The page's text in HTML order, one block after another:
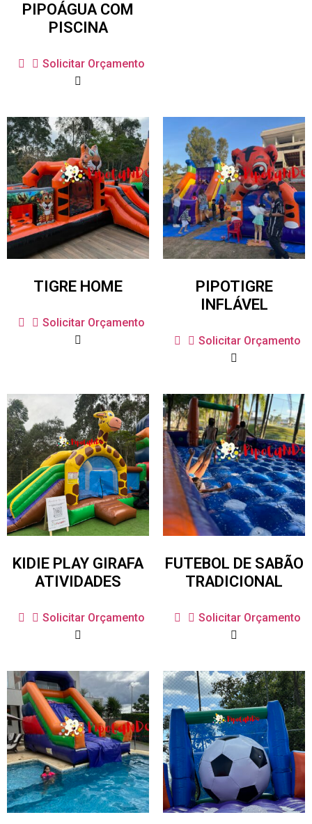
PIPOÁGUA COM
PISCINA
Solicitar Orçamento
TIGRE HOME
Solicitar Orçamento
PIPOTIGRE
INFLÁVEL
Solicitar Orçamento
KIDIE PLAY GIRAFA
ATIVIDADES
Solicitar Orçamento
FUTEBOL DE SABÃO
TRADICIONAL
Solicitar Orçamento